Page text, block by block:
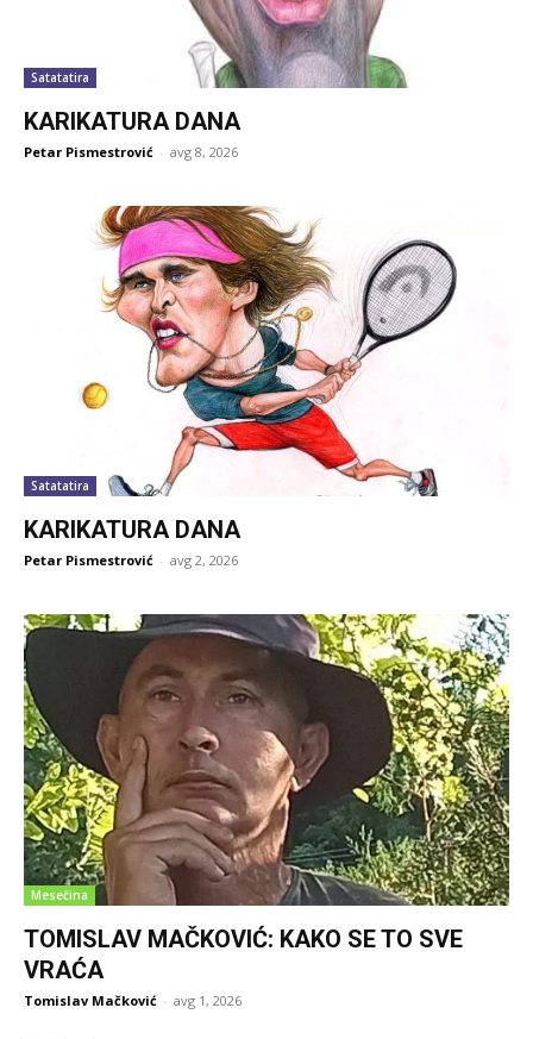
Satatatira
KARIKATURA DANA
Petar Pismestrović - avg 8, 2026
Satatatira
KARIKATURA DANA
Petar Pismestrović - avg 2, 2026
Mesečina
TOMISLAV MAČKOVIĆ: KAKO SE TO SVE
VRAĆA
Tomislav Mačković - avg 1, 2026